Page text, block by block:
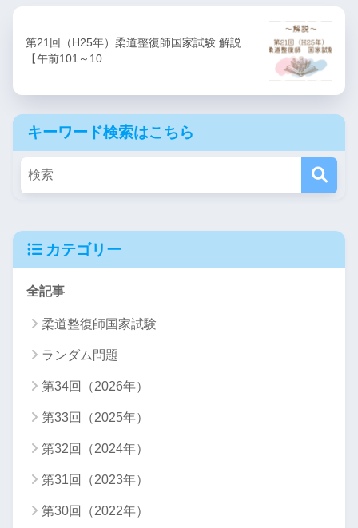
第21回（H25年）柔道整復師国家試験 解説
【午前101～10…
キーワード検索はこちら
カテゴリー
全記事
柔道整復師国家試験
ランダム問題
第34回（2026年）
第33回（2025年）
第32回（2024年）
第31回（2023年）
第30回（2022年）